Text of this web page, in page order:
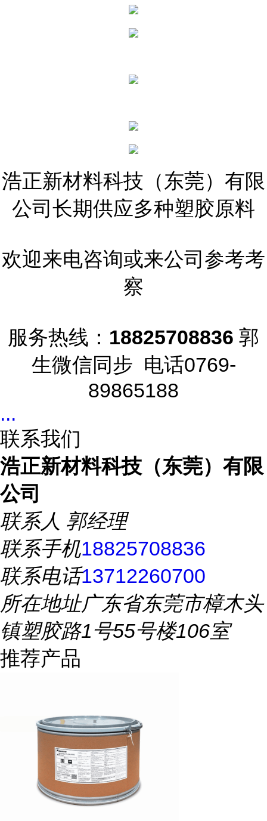
浩正新材料科技（东莞）有限
公司长期供应多种塑胶原料
欢迎来电咨询或来公司参考考
察
服务热线： 18825708836 郭
生微信同步 电话0769-
89865188
...
联系我们
浩正新材料科技（东莞）有限
公司
联系人 郭经理
联系手机18825708836
联系电话13712260700
所在地址广东省东莞市樟木头
镇塑胶路1号55号楼106室
推荐产品